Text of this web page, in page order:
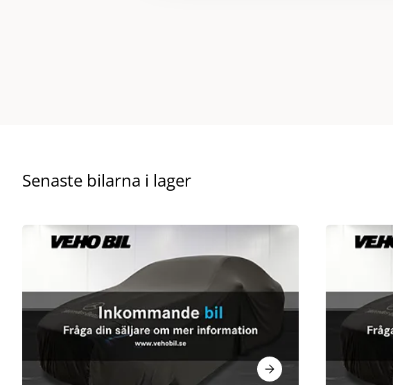
Senaste bilarna i lager